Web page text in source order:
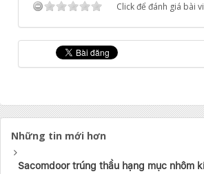
Click để đánh giá bài
Những tin mới hơn
Sacomdoor trúng thầu hạng mục nhôm